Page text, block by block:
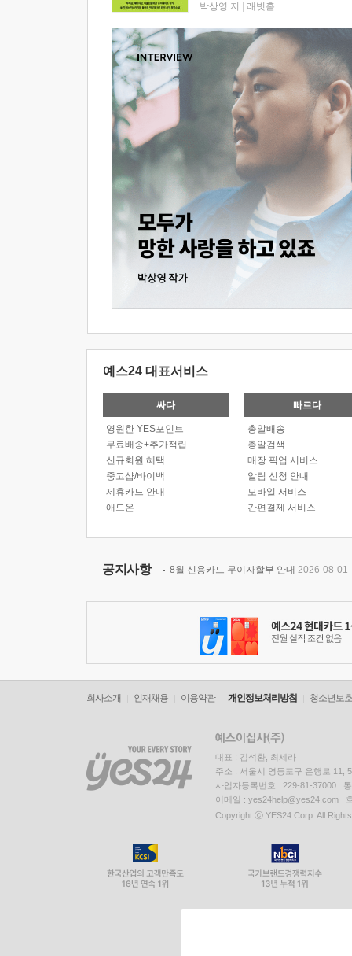
박상영 저 래빗홀
예스24 대표서비스
싸다
영원한 YES포인트
무료배송+추가적립
신규회원 혜택
중고샵/바이백
제휴카드 안내
애드온
빠르다
총알배송
총알검색
매장 픽업 서비스
알림 신청 안내
모바일 서비스
간편결제 서비스
공지사항 8월 신용카드 무이자할부 안내 2026-08-01
회사소개 인재채용 이용약관 개인정보처리방침 청소년보
대표 : 김석환, 최세라
주소 : 서울시 영등포구 은행로 11,
사업자등록번호 : 229-81-37000
이메일 : yes24help@yes24.com
Copyright ⓒ YES24 Corp. All